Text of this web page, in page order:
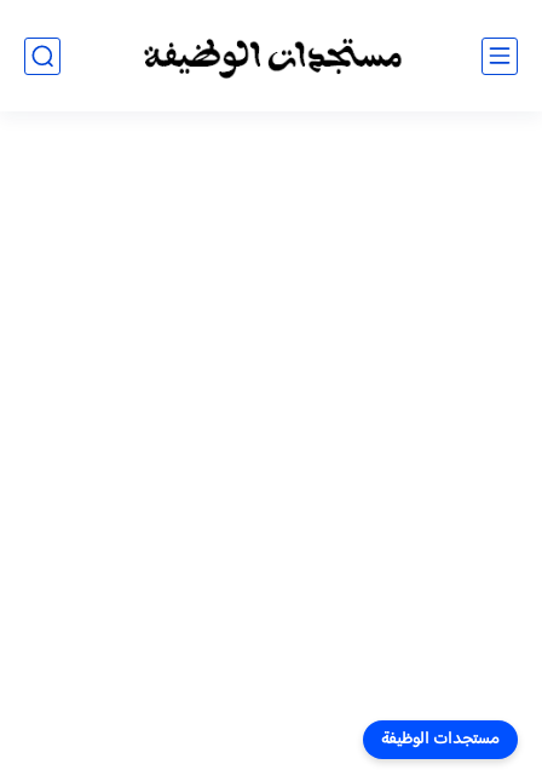
مستجدات الوظيفة